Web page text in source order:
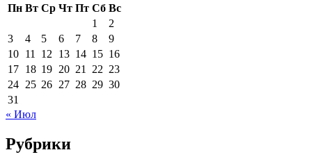
Пн Вт Ср Чт Пт Сб Вс
1
2
3
4 5 6 7 8
9
10 11 12 13 14 15 16
17 18 19 20 21 22 23
24 25 26 27 28 29 30
31
« Июл
Рубрики